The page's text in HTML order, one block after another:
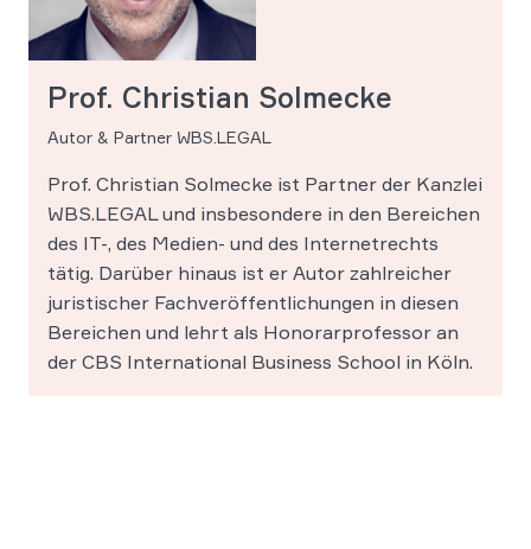
Prof. Christian Solmecke
Autor & Partner WBS.LEGAL
Prof. Christian Solmecke ist Partner der Kanzlei
WBS.LEGAL und insbesondere in den Bereichen
des IT-, des Medien- und des Internetrechts
tätig. Darüber hinaus ist er Autor zahlreicher
juristischer Fachveröffentlichungen in diesen
Bereichen und lehrt als Honorarprofessor an
der CBS International Business School in Köln.